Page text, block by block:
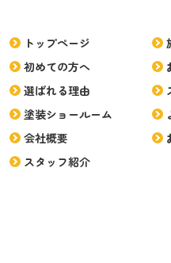
トップページ
初めての方へ
選ばれる理由
塗装ショールーム
会社概要
スタッフ紹介